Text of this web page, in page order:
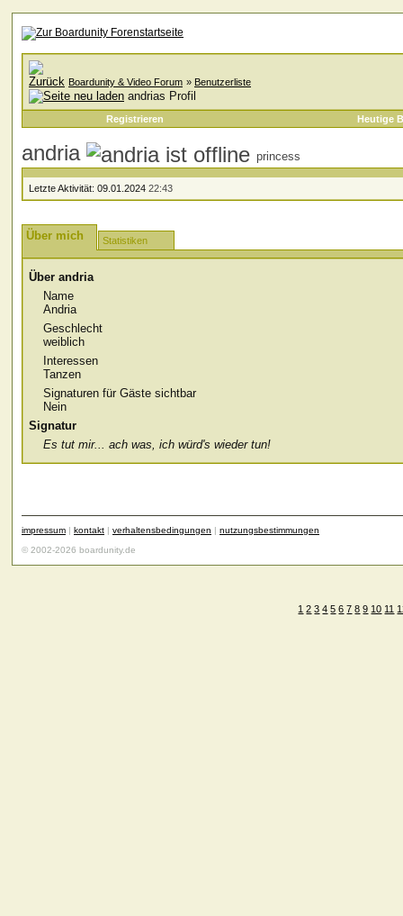
Boardunity & Video Forum » Benutzerliste
andrias Profil
Registrieren Heutige
andria princess
Letzte Aktivität: 09.01.2024 22:43
Über mich Statistiken
Über andria
Name
Andria
Geschlecht
weiblich
Interessen
Tanzen
Signaturen für Gäste sichtbar
Nein
Signatur
Es tut mir... ach was, ich würd's wieder tun!
impressum | kontakt | verhaltensbedingungen | nutzungsbestimmungen
© 2002-2026 boardunity.de
1 2 3 4 5 6 7 8 9 10 11